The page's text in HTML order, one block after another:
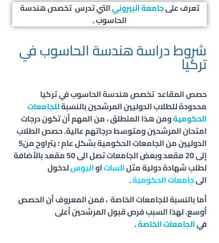
تعرف علىجامعة البيرونيالتي تدرس تخصص هندسة
الحاسوب .
شروط دراسة هندسة الحاسوب في
تركيا
حصص المقاعد تخصص هندسة الحاسوب في تركيا
محدودة للطلاب الدوليين المرشحين بالنسبةللجامعات
الحكوميةومن هذا المنطلق ، من المهم أن تكون درجات
امتحان المرشحين ومتوسط درجاتهم عالية. حصص الطلاب
الدوليين من الجامعات الحكومية بشكل عام ؛ يتراوح من5
إلى 20 مقعد وبعض الجامعات تصل الى 50 مقعد
بالأضافة
لطلب شهادة دولية مثلالساتاواليوسلدخول
الىجامعات الحكومية.
أما بالنسبة للجامعات الخاصة ، فمن المعروف أن الحصص
أوسع. لهذا السبب فرص قبول المرشحين أعلى
فيالجامعات الخاصة.